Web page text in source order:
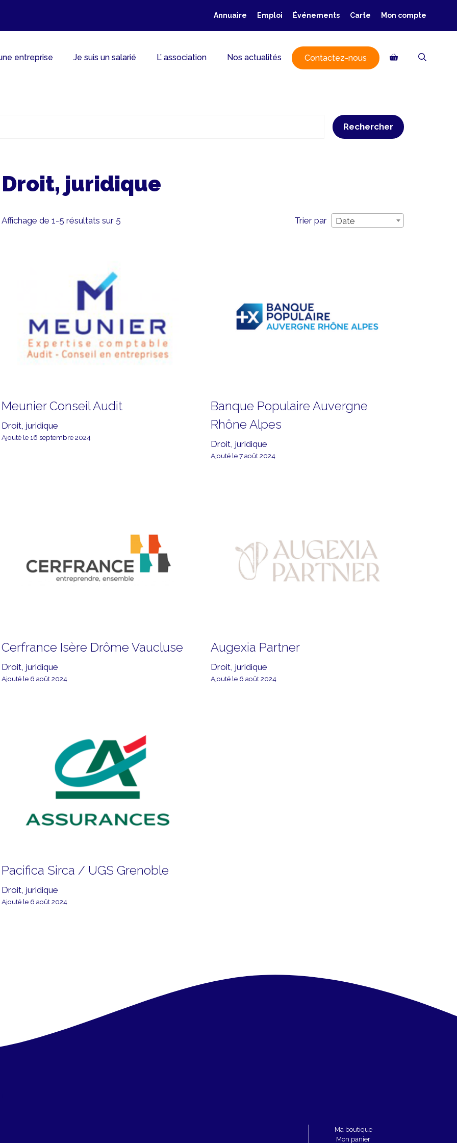
Annuaire Emploi Événements Carte Mon compte
entreprise Je suis un salarié L’ association Nos actualités Contactez-nous
Rechercher
Droit, juridique
Affichage de 1-5 résultats sur 5 Trier par Date
Meunier Conseil Audit
Droit, juridique
Ajouté le 16 septembre 2024
Banque Populaire Auvergne
Rhône Alpes
Droit, juridique
Ajouté le 7 août 2024
Cerfrance Isère Drôme Vaucluse
Droit, juridique
Ajouté le 6 août 2024
Augexia Partner
Droit, juridique
Ajouté le 6 août 2024
Pacifica Sirca / UGS Grenoble
Droit, juridique
Ajouté le 6 août 2024
Ma boutique
Mon panier